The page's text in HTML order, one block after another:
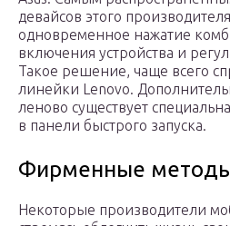
девайсов этого
одновременное нажатие
включения устройства и
Такое решение, чаще всего
линейки Lenovo.
леново существует
в панели быстрого запуска.
Фирменные
Некоторые производители